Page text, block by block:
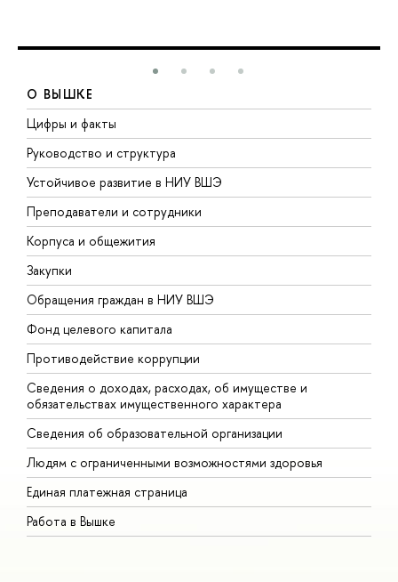
О ВЫШКЕ
Цифры и факты
Руководство и структура
Устойчивое развитие в НИУ ВШЭ
Преподаватели и сотрудники
Корпуса и общежития
Закупки
Обращения граждан в НИУ ВШЭ
Фонд целевого капитала
Противодействие коррупции
Сведения о доходах, расходах, об имуществе и
обязательствах имущественного характера
Сведения об образовательной организации
Людям с ограниченными возможностями здоровья
Единая платежная страница
Работа в Вышке